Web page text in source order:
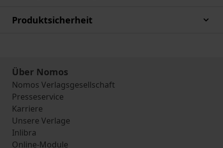
Produktsicherheit
Über Nomos
Nomos Verlagsgesellschaft
Presseservice
Karriere
Unsere Verlage
Inlibra
Online-Module